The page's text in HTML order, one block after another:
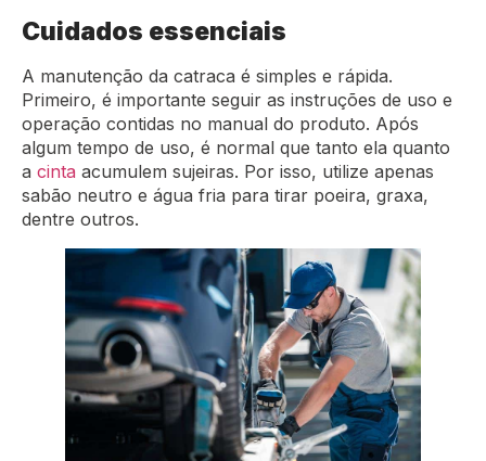
Cuidados essenciais
A manutenção da catraca é simples e rápida.
Primeiro, é importante seguir as instruções de uso e
operação contidas no manual do produto. Após
algum tempo de uso, é normal que tanto ela quanto
a cinta acumulem sujeiras. Por isso, utilize apenas
sabão neutro e água fria para tirar poeira, graxa,
dentre outros.